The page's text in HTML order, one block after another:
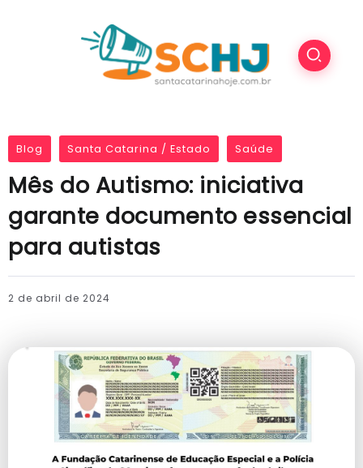
Blog Santa Catarina / Estado Saúde
Mês do Autismo: iniciativa
garante documento essencial
para autistas
2 de abril de 2024